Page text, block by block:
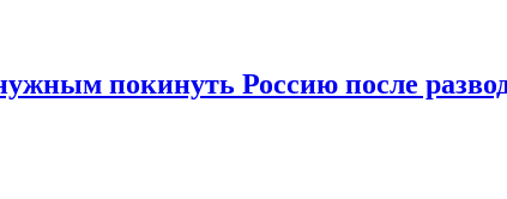
покинуть Россию после